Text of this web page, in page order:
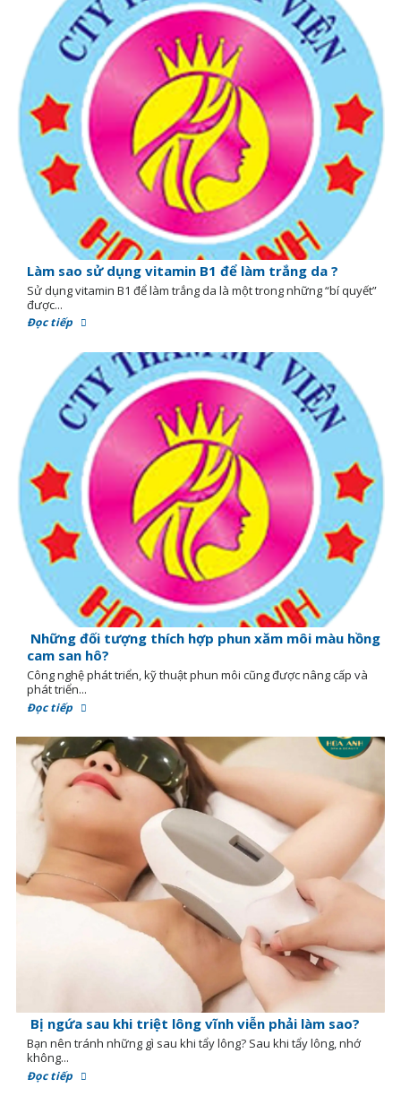
Làm sao sử dụng vitamin B1 để làm trắng da ?
Sử dụng vitamin B1 để làm trắng da là một trong những “bí quyết”
được...
Đọc tiếp
Những đối tượng thích hợp phun xăm môi màu hồng
cam san hô?
Công nghệ phát triển, kỹ thuật phun môi cũng được nâng cấp và
phát triển...
Đọc tiếp
Bị ngứa sau khi triệt lông vĩnh viễn phải làm sao?
Bạn nên tránh những gì sau khi tẩy lông? Sau khi tẩy lông, nhớ
không...
Đọc tiếp